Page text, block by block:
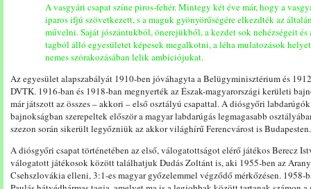
A vasgyári csapat színe piros-fehér. Mintegy két éve már, hogy a
iparos ifjú szövetkezett, s a maguk gyönyörűségére elkezdték az
művelni. Saját jószántukból, önerejükből, a kezdet sok nehézségeit
tagból álló egyesületet képesek megalkotni, a léha mulatozások
nemes szórakozásában lelik ambíciójukat.
Az egyesület alapszabályát 1910-ben jóváhagyta a Belügyminisztérium és
DVTK. 1916-ban és 1918-ban megnyerték az Észak-magyarországi kerületi
már játszott az összes – akkori – első osztályú csapattal. A diósgyőri
bajnokságban szerepeltek először a magyar labdarúgás legmagasabb
szezon során sikerült legyőzniük az akkor világhírű Ferencvárost is Budapesten.
A diósgyőri csapat történetében az első, válogatottságot elérő játékos Berecz
válogatott játékosok között találhatjuk Dudás Zoltánt is, aki 1955-ben az
Csehszlovákia elleni, 3:1-es magyar győzelemmel végződő mérkőzésen. 1958-